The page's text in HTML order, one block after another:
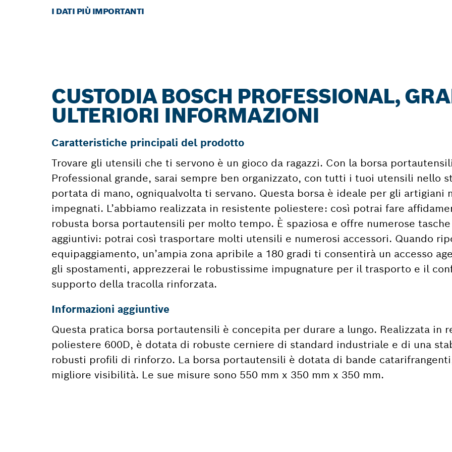
I DATI PIÙ IMPORTANTI
CUSTODIA BOSCH PROFESSIONAL,
ULTERIORI INFORMAZIONI
Caratteristiche principali del prodotto
Trovare gli utensili che ti servono è un gioco da ragazzi. Con la borsa
Professional grande, sarai sempre ben organizzato, con tutti i tuoi utensili nello
portata di mano, ogniqualvolta ti servano. Questa borsa è ideale per gli artigiani
impegnati. L’abbiamo realizzata in resistente poliestere: così potrai fare
robusta borsa portautensili per molto tempo. È spaziosa e offre numerose
aggiuntivi: potrai così trasportare molti utensili e numerosi accessori. Quando
equipaggiamento, un’ampia zona apribile a 180 gradi ti consentirà un accesso
gli spostamenti, apprezzerai le robustissime impugnature per il trasporto e il
supporto della tracolla rinforzata.
Informazioni aggiuntive
Questa pratica borsa portautensili è concepita per durare a lungo. Realizzata in
poliestere 600D, è dotata di robuste cerniere di standard industriale e di una
robusti profili di rinforzo. La borsa portautensili è dotata di bande
migliore visibilità. Le sue misure sono 550 mm x 350 mm x 350 mm.